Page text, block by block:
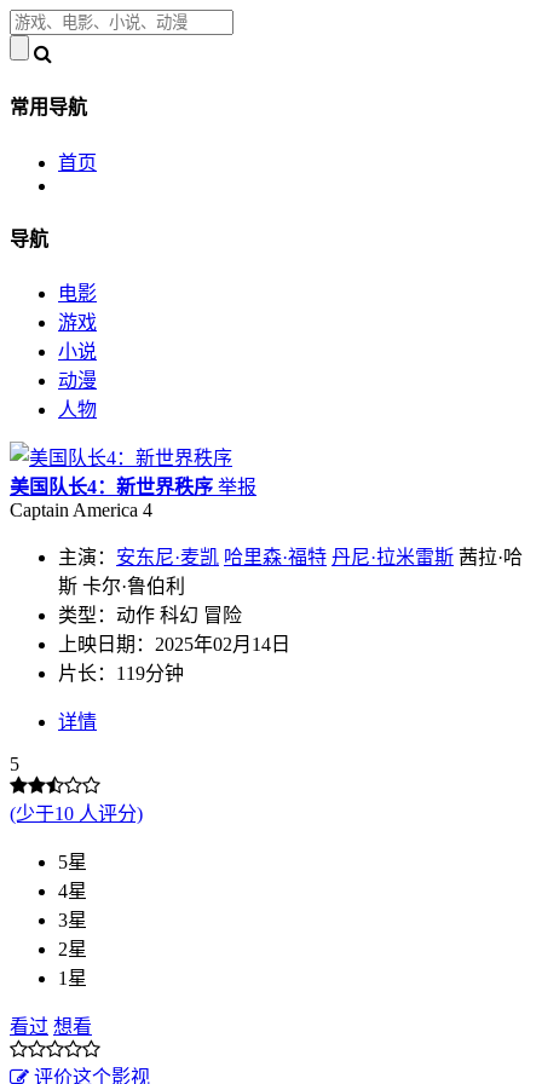
常用导航
首页
导航
电影
游戏
小说
动漫
人物
美国队长4：新世界秩序 举报
Captain America 4
主演： 安东尼·麦凯 哈里森·福特 丹尼·拉米雷斯 茜拉·哈
斯 卡尔·鲁伯利
类型：动作 科幻 冒险
上映日期：2025年02月14日
片长：119分钟
详情
5
(少于10 人评分)
5星
4星
3星
2星
1星
看过 想看
评价这个影视